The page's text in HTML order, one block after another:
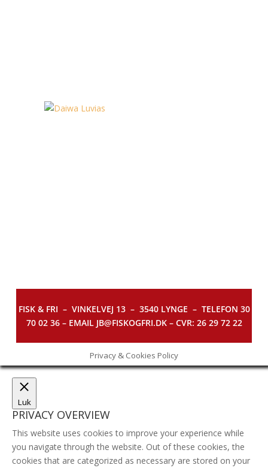
FISK & FRI – VINKELVEJ 13 – 3540 LYNGE – TELEFON 30
70 02 36 – EMAIL JB@FISKOGFRI.DK – CVR: 26 29 72 22
Privacy & Cookies Policy
Luk
PRIVACY OVERVIEW
This website uses cookies to improve your experience while
you navigate through the website. Out of these cookies, the
cookies that are categorized as necessary are stored on your